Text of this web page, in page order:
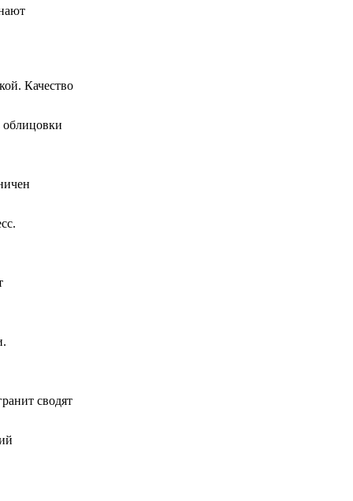
Качество
облицовки
сводят